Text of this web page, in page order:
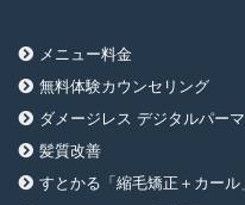
メニュー料金
無料体験カウンセリング
ダメージレス デジタルパーマ
髪質改善
すとかる「縮毛矯正＋カール